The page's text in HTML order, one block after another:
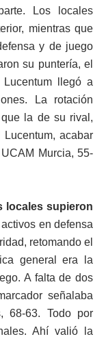
Los locales
mientras que
y de juego
su puntería, el
llegó a
La rotación
la de su rival,
acabar
Murcia, 55-
locales supieron
en defensa
retomando el
general era la
A falta de dos
señalaba
68-63. Todo por
Ahí valió la